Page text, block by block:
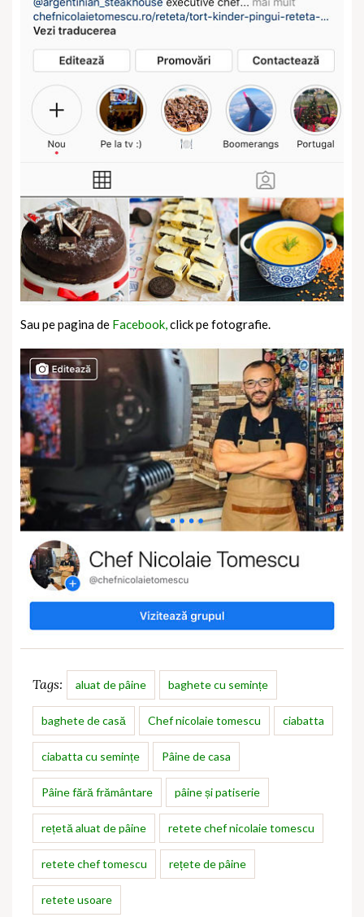
Sau pe pagina de Facebook,click pe fotografie.
Tags: aluat de pâine baghete cu semințe
baghete de casă Chef nicolaie tomescu ciabatta
ciabatta cu semințe Pâine de casa
Pâine fără frământare pâine și patiserie
rețetă aluat de pâine retete chef nicolaie tomescu
retete chef tomescu rețete de pâine
retete usoare